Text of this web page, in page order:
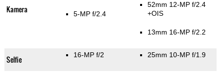
Kamera 5-MP f/2.4
52mm 12-MP f/2.4
+OIS
13mm 16-MP f/2.2
Selfie 16-MP f/2 25mm 10-MP f/1.9